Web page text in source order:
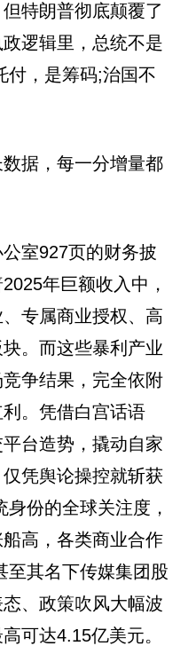
特朗普彻底颠覆了
逻辑里，总统不是
付，是筹码;治国不
据，每一分增量都
室927页的财务披
年巨额收入中，
专属商业授权、高
。而这些暴利产业
争结果，完全依附
。凭借白宫话语
台造势，撬动自家
凭舆论操控就斩获
份的全球关注度，
高，各类商业合作
至其名下传媒集团股
、政策吹风大幅波
可达4.15亿美元。